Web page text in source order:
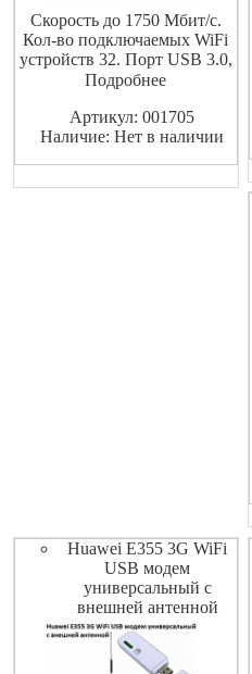
Скорость до 1750 Мбит/с.
Кол-во подключаемых WiFi
устройств 32. Порт USB 3.0,
5 Гбит/с. Лёгкая настройка и
беспроводная связь.
Подробнее
Артикул: 001705
Наличие: Нет в наличии
Huawei E355 3G WiFi
USB модем
универсальный с
внешней антенной